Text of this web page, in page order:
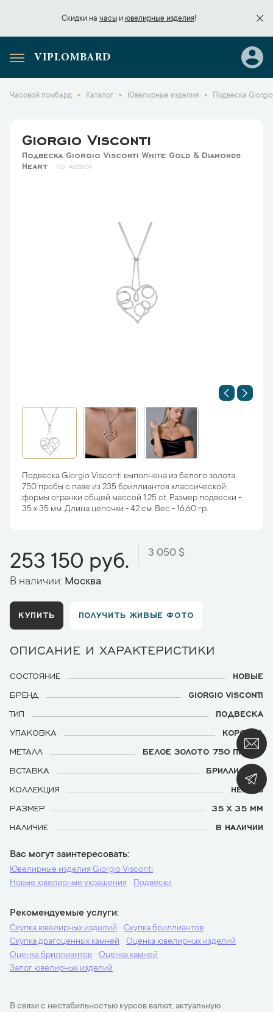
Скидки на часыи ювелирные изделия!
Скидки начасы
VIPLOMBARD
Часовой ломбард Каталог Ювелирные изделия Подвеска
Giorgio Visconti
Подвеска Giorgio Visconti White Gold & Diamonds
Heart
42510
Подвеска Giorgio Visconti выполнена из белого золота
750 пробы с паве из 235 бриллиантов классической
формы огранки общей массой 1,25 ct. Размер подвески -
35 х 35 мм. Длина цепочки - 42 см. Вес - 16,60 гр.
253 150 руб. 3 050 $
В наличии: Москва
КУПИТЬ ПОЛУЧИТЬ ЖИВЫЕ ФОТО
ОПИСАНИЕ И ХАРАКТЕРИСТИКИ
СОСТОЯНИЕ
НОВЫЕ
БРЕНД
GIORGIO VISCONTI
ТИП
ПОДВЕСКА
УПАКОВКА
КОРОБКА
МЕТАЛЛ
БЕЛОЕ ЗОЛОТО 750 ПРОБЫ
ВСТАВКА
БРИЛЛИАНТЫ
КОЛЛЕКЦИЯ
HEARTS
РАЗМЕР
35 Х 35 ММ
НАЛИЧИЕ
В НАЛИЧИИ
Вас могут заинтересовать
Ювелирные изделия Giorgio Visconti
Новые ювелирные украшения
Подвески
Рекомендуемые услуги
Скупка ювелирных изделий
Скупка бриллиантов
Скупка драгоценных камней
Оценка ювелирных изделий
Оценка бриллиантов
Оценка камней
Залог ювелирных изделий
В связи с нестабильностью курсов валют, актуальную